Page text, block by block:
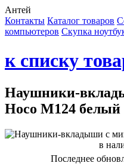
Антей
Контакты Каталог товаров
компьютеров Cкупка
к списку
Наушники-
Hoco M124 белый
в
Последнее